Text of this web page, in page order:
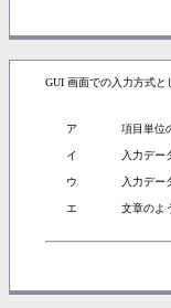
GUI 画面での入力方式
ア 項目単位
イ 入力デー
ウ 入力デー
エ 文章のよ